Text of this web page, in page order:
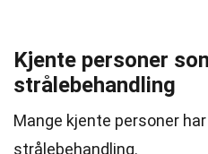
Kjente personer
strålebehandling
Mange kjente personer
strålebehandling.